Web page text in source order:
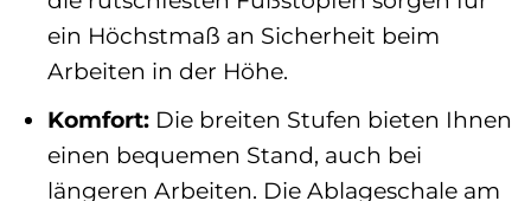
ein Höchstmaß an Sicherheit beim
Arbeiten in der Höhe.
Komfort:Die breiten Stufen bieten Ihnen
einen bequemen Stand, auch bei
längeren Arbeiten. Die Ablageschale am